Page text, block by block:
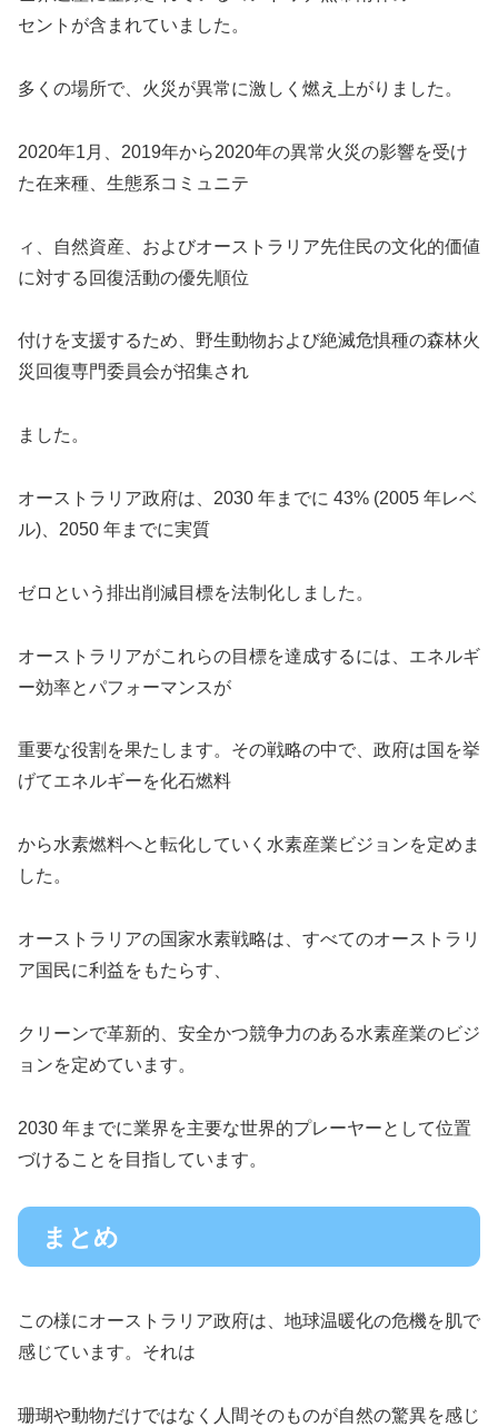
セントが含まれていました。
多くの場所で、火災が異常に激しく燃え上がりました。
2020年1月、2019年から2020年の異常火災の影響を受け
た在来種、生態系コミュニテ
ィ、自然資産、およびオーストラリア先住民の文化的価値
に対する回復活動の優先順位
付けを支援するため、野生動物および絶滅危惧種の森林火
災回復専門委員会が招集され
ました。
オーストラリア政府は、2030 年までに 43% (2005 年レベ
ル)、2050 年までに実質
ゼロという排出削減目標を法制化しました。
オーストラリアがこれらの目標を達成するには、エネルギ
ー効率とパフォーマンスが
重要な役割を果たします。その戦略の中で、政府は国を挙
げてエネルギーを化石燃料
から水素燃料へと転化していく水素産業ビジョンを定めま
した。
オーストラリアの国家水素戦略は、すべてのオーストラリ
ア国民に利益をもたらす、
クリーンで革新的、安全かつ競争力のある水素産業のビジ
ョンを定めています。
2030 年までに業界を主要な世界的プレーヤーとして位置
づけることを目指しています。
まとめ
この様にオーストラリア政府は、地球温暖化の危機を肌で
感じています。それは
珊瑚や動物だけではなく人間そのものが自然の驚異を感じ